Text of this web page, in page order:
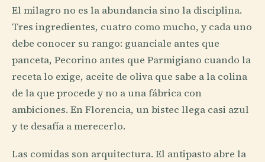
El milagro no es la abundancia sino la disciplina.
Tres ingredientes, cuatro como mucho, y cada uno
debe conocer su rango: guanciale antes que
panceta, Pecorino antes que Parmigiano cuando la
receta lo exige, aceite de oliva que sabe a la colina
de la que procede y no a una fábrica con
ambiciones. En Florencia, un bistec llega casi azul
y te desafía a merecerlo.
Las comidas son arquitectura. El antipasto abre la